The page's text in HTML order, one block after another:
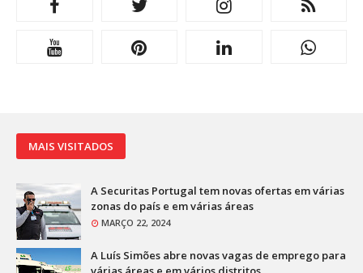
MAIS VISITADOS
A Securitas Portugal tem novas ofertas em várias
zonas do país e em várias áreas
MARÇO 22, 2024
A Luís Simões abre novas vagas de emprego para